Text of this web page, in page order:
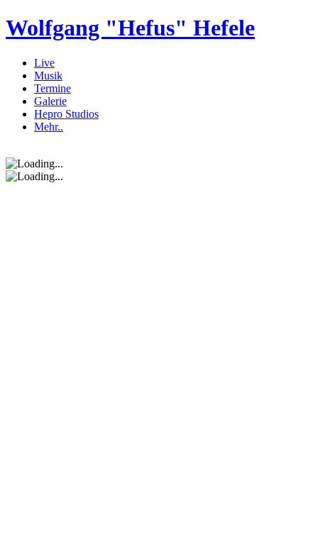
Wolfgang "Hefus" Hefele
Live
Musik
Termine
Galerie
Hepro Studios
Mehr..